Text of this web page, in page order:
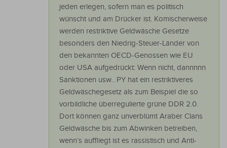
jeden erlegen, sofern man es politisch
wünscht und am Drücker ist. Komischerweise
werden restriktive Geldwäsche Gesetze
besonders den Niedrig-Steuer-Länder von
den bekannten OECD-Genossen wie EU
oder USA aufgedrückt: Wenn nicht, dannnnn
Sanktionen usw.. PY hat ein restriktiveres
Geldwäschegesetz als zum Beispiel die so
vorbildliche überregulierte grüne DDR 2.0.
Dort können ganz unverblümt Araber Clans
Geldwäsche bis zum Abwinken betreiben,
wenn’s auffliegt ist es rassistisch und Anti-